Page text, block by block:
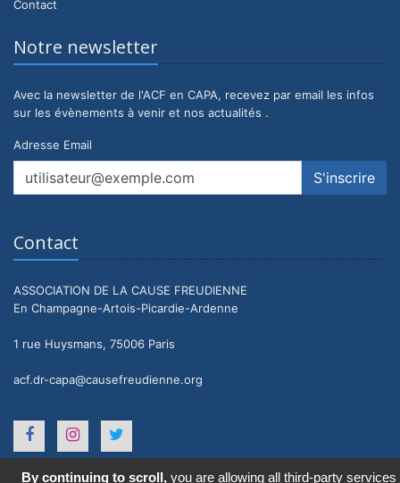
Contact
Notre newsletter
Avec la newsletter de l'ACF en CAPA, recevez par email les infos
sur les évènements à venir et nos actualités .
Adresse Email
Contact
ASSOCIATION DE LA CAUSE FREUDIENNE
En Champagne-Artois-Picardie-Ardenne
1 rue Huysmans, 75006 Paris
acf.dr-capa@causefreudienne.org
By continuing to scroll, you are allowing all third-party services